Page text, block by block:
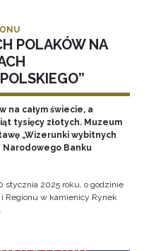
POLAKÓW NA
na całym świecie, a
tysięcy złotych. Muzeum
„Wizerunki wybitnych
Narodowego Banku
stycznia 2025 roku, o godzinie
Regionu w kamienicy Rynek